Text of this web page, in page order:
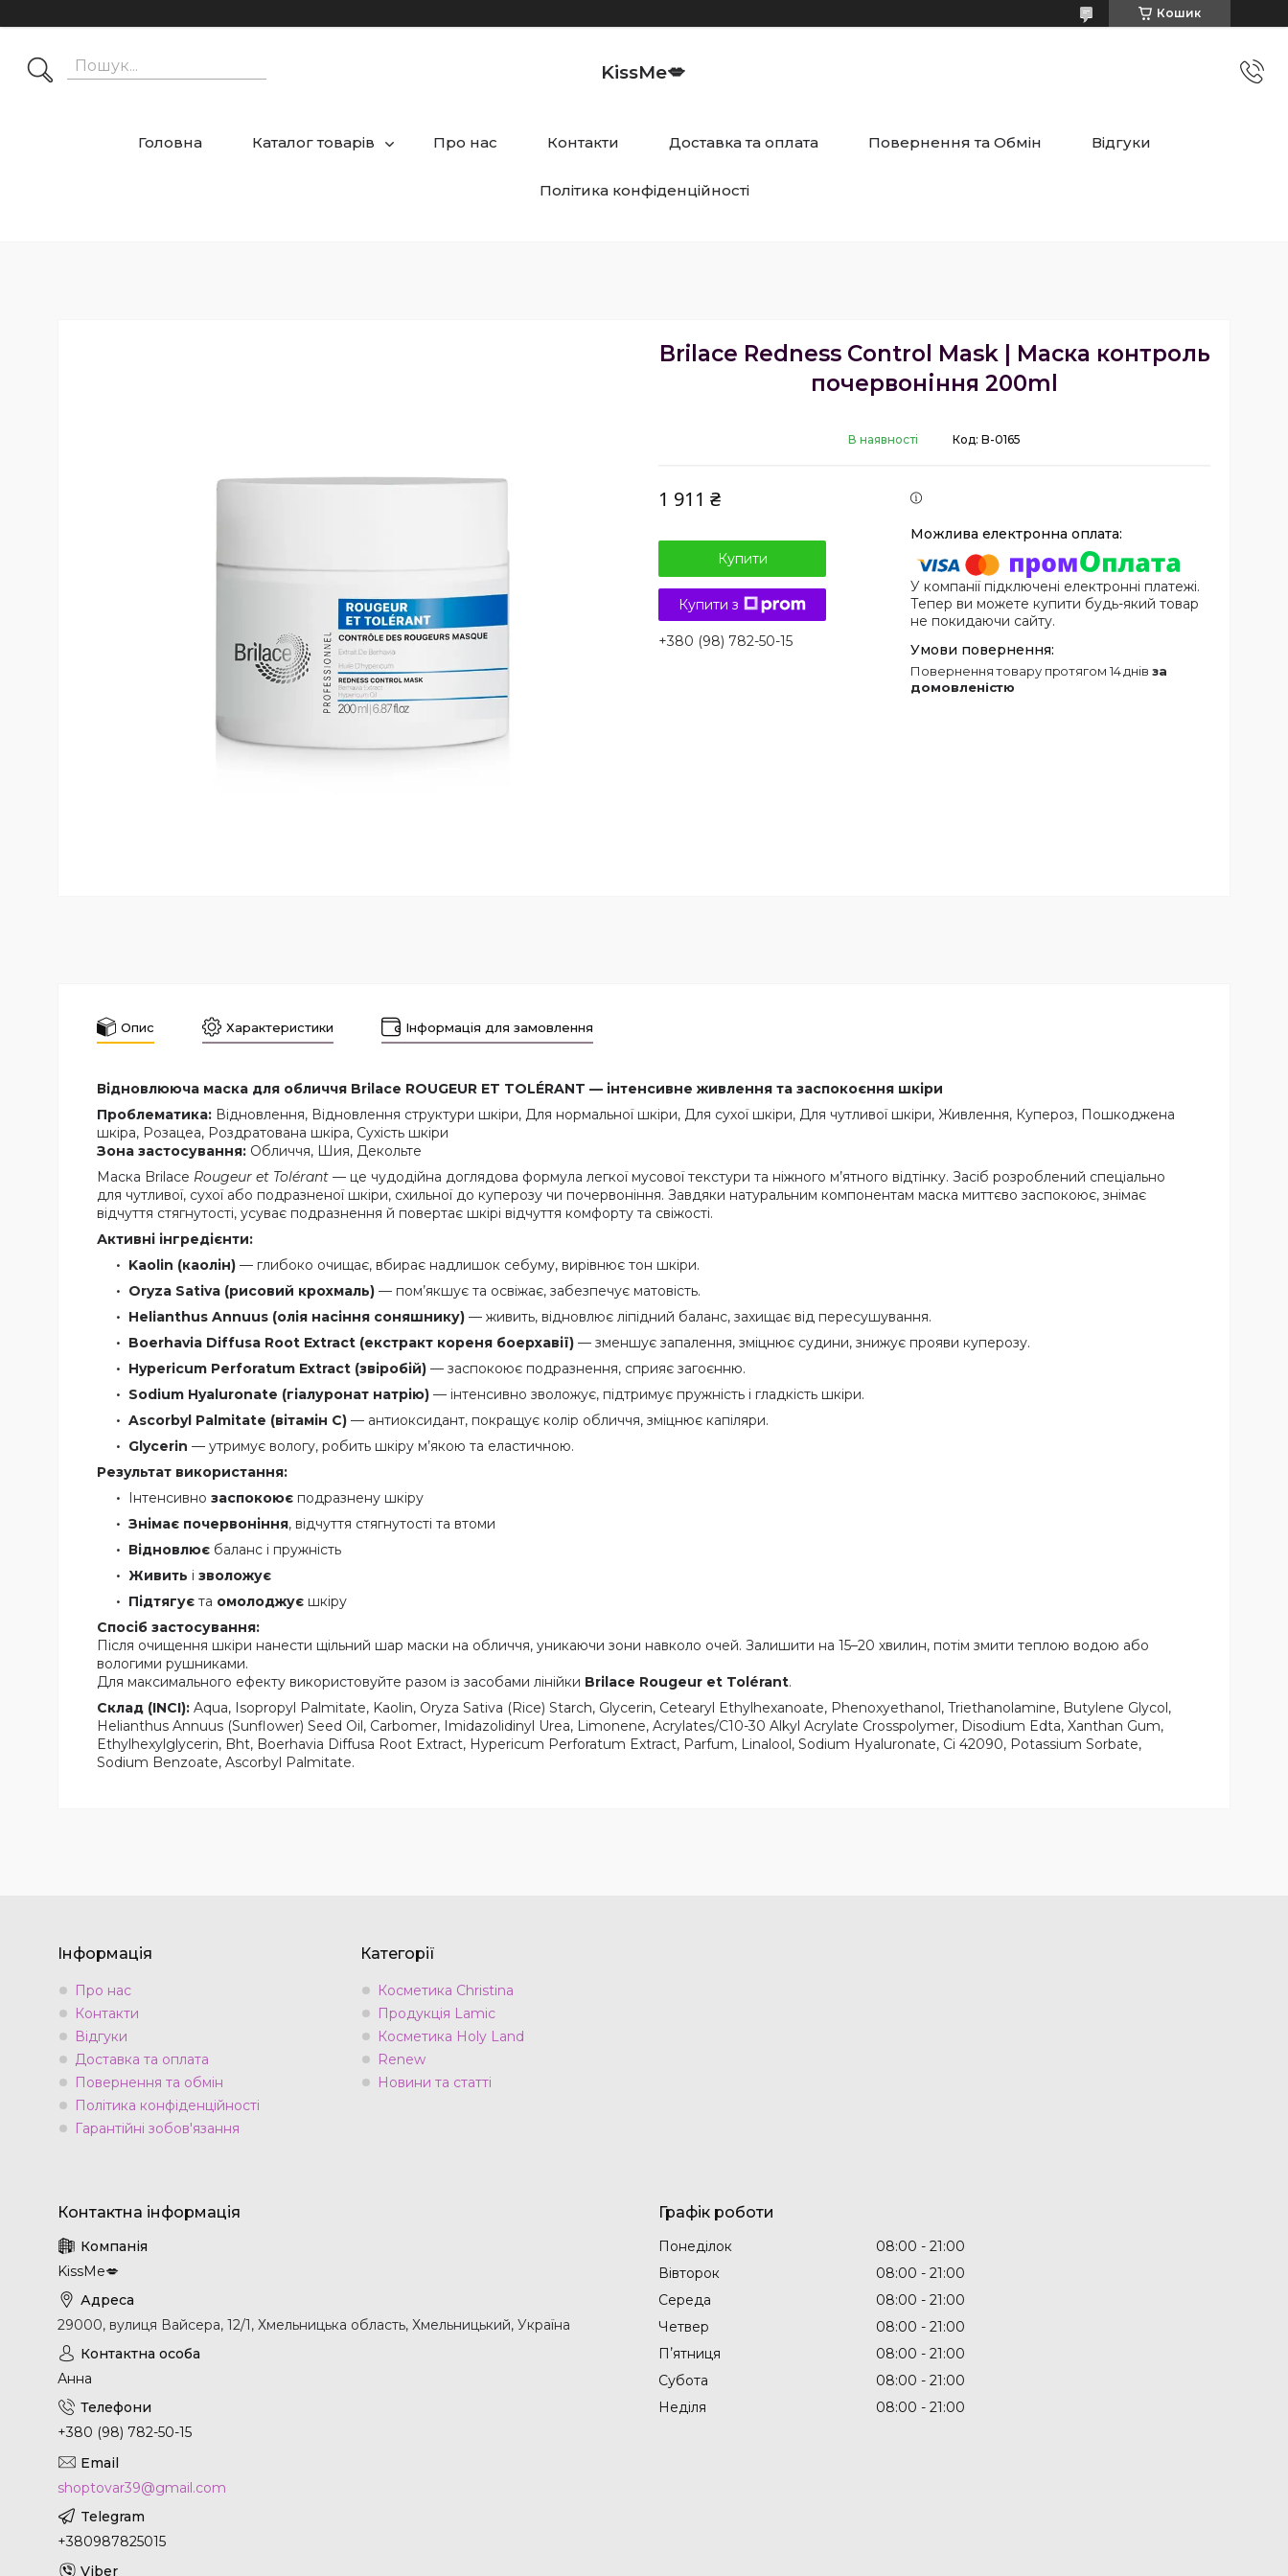
Кошик
KissMe💋
Головна Каталог товарів Про нас Контакти Доставка та оплата Повернення та Обмін Відгуки
Політика конфіденційності
Brilace Redness Control Mask | Маска контроль
почервоніння 200ml
В наявності Код: B-0165
1 911 ₴
Купити
Купити з
+380 (98) 782-50-15
У компанії підключені електронні платежі.
Тепер ви можете купити будь-який товар
не покидаючи сайту.
повернення товару протягом 14 днів за
домовленістю
Опис Характеристики Інформація для замовлення
Відновлююча маска для обличчя Brilace ROUGEUR ET TOLÉRANT — інтенсивне живлення та заспокоєння шкіри
Проблематика: Відновлення, Відновлення структури шкіри, Для нормальної шкіри, Для сухої шкіри, Для чутливої шкіри, Живлення, Купероз, Пошкоджена
шкіра, Розацеа, Роздратована шкіра, Сухість шкіри
Зона застосування: Обличчя, Шия, Декольте
Маска Brilace Rougeur et Tolérant — це чудодійна доглядова формула легкої мусової текстури та ніжного м’ятного відтінку. Засіб розроблений спеціально
для чутливої, сухої або подразненої шкіри, схильної до куперозу чи почервоніння. Завдяки натуральним компонентам маска миттєво заспокоює, знімає
відчуття стягнутості, усуває подразнення й повертає шкірі відчуття комфорту та свіжості.
Активні інгредієнти:
Kaolin (каолін) — глибоко очищає, вбирає надлишок себуму, вирівнює тон шкіри.
Oryza Sativa (рисовий крохмаль) — пом’якшує та освіжає, забезпечує матовість.
Helianthus Annuus (олія насіння соняшнику) — живить, відновлює ліпідний баланс, захищає від пересушування.
Boerhavia Diffusa Root Extract (екстракт кореня боерхавії) — зменшує запалення, зміцнює судини, знижує прояви куперозу.
Hypericum Perforatum Extract (звіробій) — заспокоює подразнення, сприяє загоєнню.
Sodium Hyaluronate (гіалуронат натрію) — інтенсивно зволожує, підтримує пружність і гладкість шкіри.
Ascorbyl Palmitate (вітамін C) — антиоксидант, покращує колір обличчя, зміцнює капіляри.
Glycerin — утримує вологу, робить шкіру м’якою та еластичною.
Результат використання:
Інтенсивно заспокоює подразнену шкіру
Знімає почервоніння, відчуття стягнутості та втоми
Відновлює баланс і пружність
Живить і зволожує
Підтягує та омолоджує шкіру
Спосіб застосування:
Після очищення шкіри нанести щільний шар маски на обличчя, уникаючи зони навколо очей. Залишити на 15–20 хвилин, потім змити теплою водою або
вологими рушниками.
Для максимального ефекту використовуйте разом із засобами лінійки Brilace Rougeur et Tolérant.
Склад (INCI): Aqua, Isopropyl Palmitate, Kaolin, Oryza Sativa (Rice) Starch, Glycerin, Cetearyl Ethylhexanoate, Phenoxyethanol, Triethanolamine, Butylene Glycol,
Helianthus Annuus (Sunflower) Seed Oil, Carbomer, Imidazolidinyl Urea, Limonene, Acrylates/C10-30 Alkyl Acrylate Crosspolymer, Disodium Edta, Xanthan Gum,
Ethylhexylglycerin, Bht, Boerhavia Diffusa Root Extract, Hypericum Perforatum Extract, Parfum, Linalool, Sodium Hyaluronate, Ci 42090, Potassium Sorbate,
Sodium Benzoate, Ascorbyl Palmitate.
Інформація
Про нас
Контакти
Відгуки
Доставка та оплата
Повернення та обмін
Політика конфіденційності
Гарантійні зобов'язання
Категорії
Косметика Christina
Продукція Lamic
Косметика Holy Land
Renew
Новини та статті
KissMe💋
29000, вулиця Вайсера, 12/1, Хмельницька область, Хмельницький, Україна
Анна
+380 (98) 782-50-15
shoptovar39@gmail.com
+380987825015
Графік роботи
Понеділок 08:00
21:00
Вівторок
08:00
21:00
Середа
08:00
21:00
Четвер
08:00
21:00
Пʼятниця
08:00
21:00
Субота
08:00
21:00
Неділя
08:00 21:00